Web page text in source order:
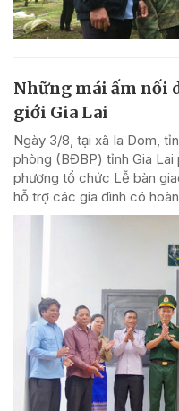
Những mái ấm nối
giới Gia Lai
Ngày 3/8, tại xã Ia Dom,
phòng (BĐBP) tỉnh Gia
phương tổ chức Lễ bàn
hỗ trợ các gia đình có